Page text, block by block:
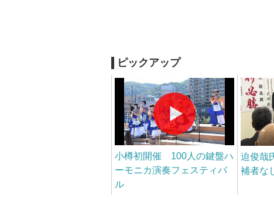
ピックアップ
小樽初開催 100人の鍵盤ハ
ーモニカ演奏フェスティバ
ル
迫俊哉
補者な